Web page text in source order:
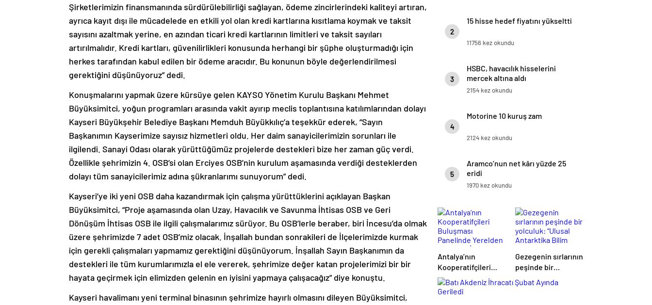
Şirketlerimizin finansmanında sürdürülebilirliği sağlayan, ödeme zincirlerindeki kaliteyi artıran,
ayrıca kayıt dışı ile mücadelede en etkili yol olan kredi kartlarına kısıtlama koymak ve taksit
sayısını azaltmak yerine, en azından ticari kredi kartlarının limitleri ve taksit sayıları
artırılmalıdır. Kredi kartları, güvenilirlikleri konusunda herhangi bir şüphe oluşturmadığı için
herkes tarafından kabul edilen bir ödeme aracıdır. Bu konunun böyle değerlendirilmesi
gerektiğini düşünüyoruz” dedi.
Konuşmalarını yapmak üzere kürsüye gelen KAYSO Yönetim Kurulu Başkanı Mehmet
Büyüksimitci, yoğun programları arasında vakit ayırıp meclis toplantısına katılımlarından dolayı
Kayseri Büyükşehir Belediye Başkanı Memduh Büyükkılıç’a teşekkür ederek, “Sayın
Başkanımın Kayserimize sayısız hizmetleri oldu. Her daim sanayicilerimizin sorunları ile
ilgilendi. Sanayi Odası olarak yürüttüğümüz projelerde destekleri bize her zaman güç verdi.
Özellikle şehrimizin 4. OSB’si olan Erciyes OSB’nin kurulum aşamasında verdiği desteklerden
dolayı tüm sanayicilerimiz adına şükranlarımı sunuyorum” dedi.
Kayseri’ye iki yeni OSB daha kazandırmak için çalışma yürüttüklerini açıklayan Başkan
Büyüksimitci, “Proje aşamasında olan Uzay, Havacılık ve Savunma İhtisas OSB ve Geri
Dönüşüm İhtisas OSB ile ilgili çalışmalarımız sürüyor. Bu OSB’lerle beraber, biri İncesu’da olmak
üzere şehrimizde 7 adet OSB’miz olacak. İnşallah bundan sonrakileri de İlçelerimizde kurmak
için gerekli çalışmaları yapmamız gerektiğini düşünüyorum. İnşallah Sayın Başkanımın da
destekleri ile tüm kurumlarımızla el ele vererek, şehrimize değer katan projelerimizi bir bir
hayata geçirmek için elimizden gelenin en iyisini yapmaya çalışacağız” diye konuştu.
Kayseri havalimanı yeni terminal binasının şehrimize hayırlı olmasını dileyen Büyüksimitci,
2
15 hisse hedef fiyatını yükseltti
11756 kez okundu
3
HSBC, havacılık hisselerini
mercek altına aldı
2154 kez okundu
4
Motorine 10 kuruş zam
2124 kez okundu
5
Aramco’nun net kârı yüzde 25
eridi
1970 kez okundu
Antalya’nın
Kooperatifçileri
Buluşması
Panelinde Yerelden
Gezegenin sırlarının
peşinde bir
yolculuk: “Ulusal
Antarktika Bilim